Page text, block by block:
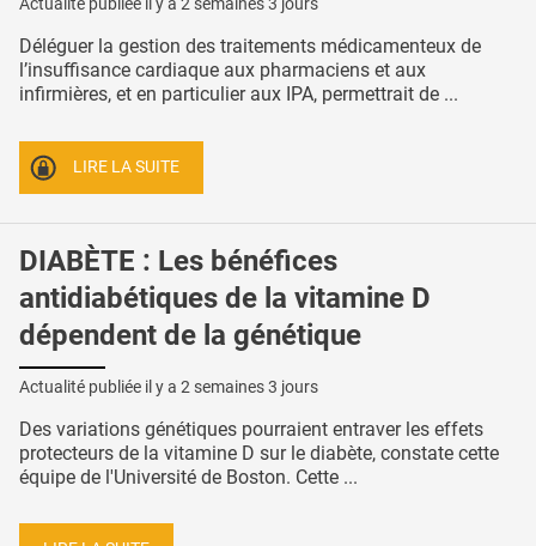
Actualité publiée il y a 2 semaines 3 jours
Déléguer la gestion des traitements médicamenteux de
l’insuffisance cardiaque aux pharmaciens et aux
infirmières, et en particulier aux IPA, permettrait de ...
LIRE LA SUITE
DIABÈTE : Les bénéfices
antidiabétiques de la vitamine D
dépendent de la génétique
Actualité publiée il y a 2 semaines 3 jours
Des variations génétiques pourraient entraver les effets
protecteurs de la vitamine D sur le diabète, constate cette
équipe de l'Université de Boston. Cette ...